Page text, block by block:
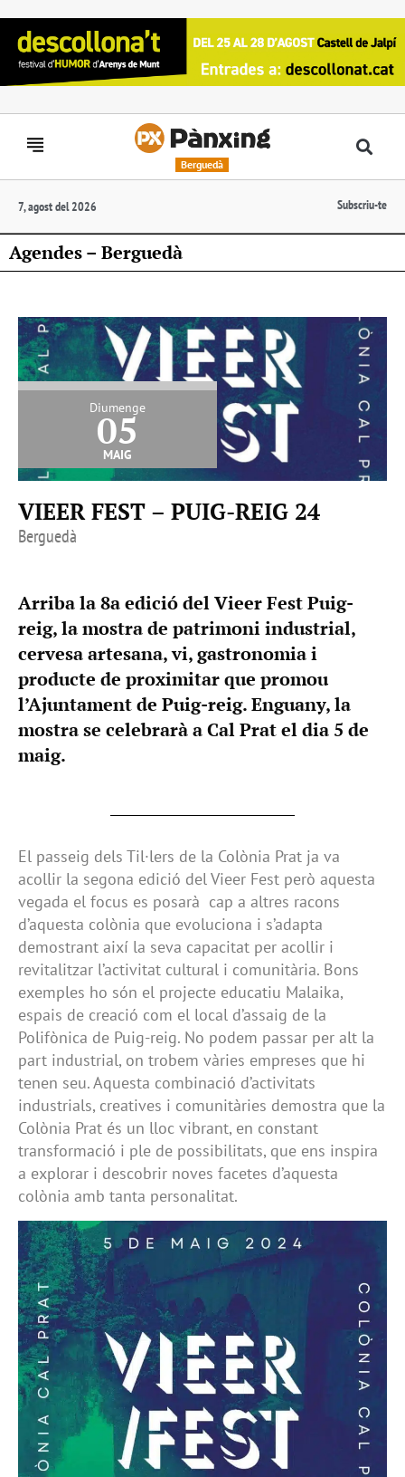
Berguedà
7, agost del 2026 Subscriu-te
Agendes – Berguedà
Diumenge
05
maig
VIEER FEST – PUIG-REIG 24
Berguedà
Arriba la 8a edició del Vieer Fest Puig-
reig, la mostra de patrimoni industrial,
cervesa artesana, vi, gastronomia i
producte de proximitar que promou
l’Ajuntament de Puig-reig. Enguany, la
mostra se celebrarà a Cal Prat el dia 5 de
maig.
El passeig dels Til·lers de la Colònia Prat ja va
acollir la segona edició del Vieer Fest però aquesta
vegada el focus es posarà cap a altres racons
d’aquesta colònia que evoluciona i s’adapta
demostrant així la seva capacitat per acollir i
revitalitzar l’activitat cultural i comunitària. Bons
exemples ho són el projecte educatiu Malaika,
espais de creació com el local d’assaig de la
Polifònica de Puig-reig. No podem passar per alt la
part industrial, on trobem vàries empreses que hi
tenen seu. Aquesta combinació d’activitats
industrials, creatives i comunitàries demostra que la
Colònia Prat és un lloc vibrant, en constant
transformació i ple de possibilitats, que ens inspira
a explorar i descobrir noves facetes d’aquesta
colònia amb tanta personalitat.